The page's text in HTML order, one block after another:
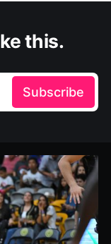
this.
Subscribe